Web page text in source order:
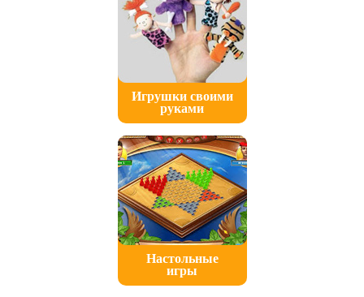
Игрушки своими
руками
Настольные
игры